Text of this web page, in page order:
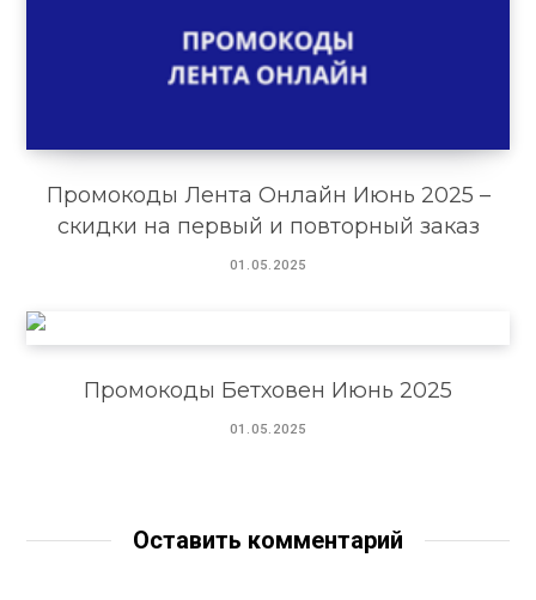
Промокоды Лента Онлайн Июнь 2025 –
скидки на первый и повторный заказ
01.05.2025
Промокоды Бетховен Июнь 2025
01.05.2025
Оставить комментарий